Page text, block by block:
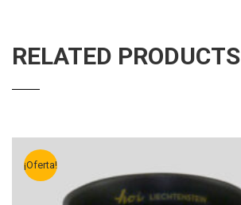
RELATED PRODUCTS
¡Oferta!